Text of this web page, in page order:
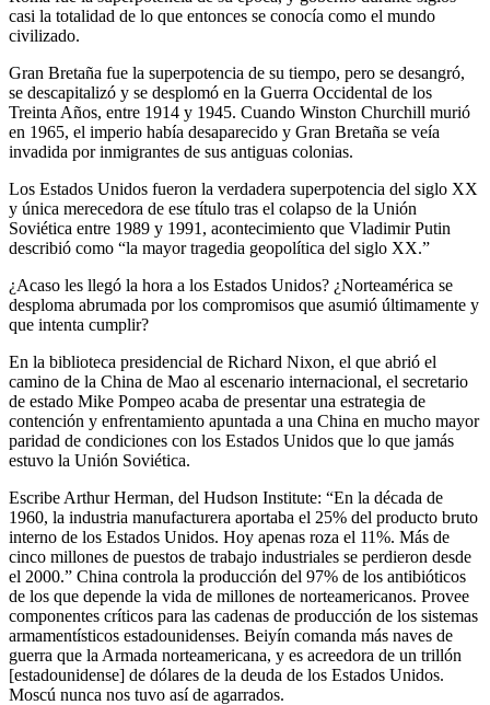
casi la totalidad de lo que entonces se conocía como el mundo
civilizado.
Gran Bretaña fue la superpotencia de su tiempo, pero se desangró,
se descapitalizó y se desplomó en la Guerra Occidental de los
Treinta Años, entre 1914 y 1945. Cuando Winston Churchill murió
en 1965, el imperio había desaparecido y Gran Bretaña se veía
invadida por inmigrantes de sus antiguas colonias.
Los Estados Unidos fueron la verdadera superpotencia del siglo XX
y única merecedora de ese título tras el colapso de la Unión
Soviética entre 1989 y 1991, acontecimiento que Vladimir Putin
describió como “la mayor tragedia geopolítica del siglo XX.”
¿Acaso les llegó la hora a los Estados Unidos? ¿Norteamérica se
desploma abrumada por los compromisos que asumió últimamente y
que intenta cumplir?
En la biblioteca presidencial de Richard Nixon, el que abrió el
camino de la China de Mao al escenario internacional, el secretario
de estado Mike Pompeo acaba de presentar una estrategia de
contención y enfrentamiento apuntada a una China en mucho mayor
paridad de condiciones con los Estados Unidos que lo que jamás
estuvo la Unión Soviética.
Escribe Arthur Herman, del Hudson Institute: “En la década de
1960, la industria manufacturera aportaba el 25% del producto bruto
interno de los Estados Unidos. Hoy apenas roza el 11%. Más de
cinco millones de puestos de trabajo industriales se perdieron desde
el 2000.” China controla la producción del 97% de los antibióticos
de los que depende la vida de millones de norteamericanos. Provee
componentes críticos para las cadenas de producción de los sistemas
armamentísticos estadounidenses. Beiyín comanda más naves de
guerra que la Armada norteamericana, y es acreedora de un trillón
[estadounidense] de dólares de la deuda de los Estados Unidos.
Moscú nunca nos tuvo así de agarrados.